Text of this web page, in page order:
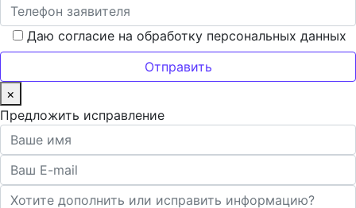
Даю согласие на обработку персональных данных
×
Предложить исправление